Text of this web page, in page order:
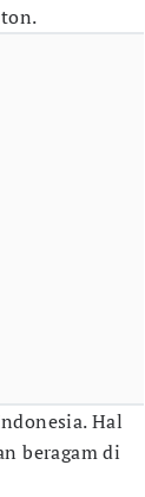
Hal
beragam di